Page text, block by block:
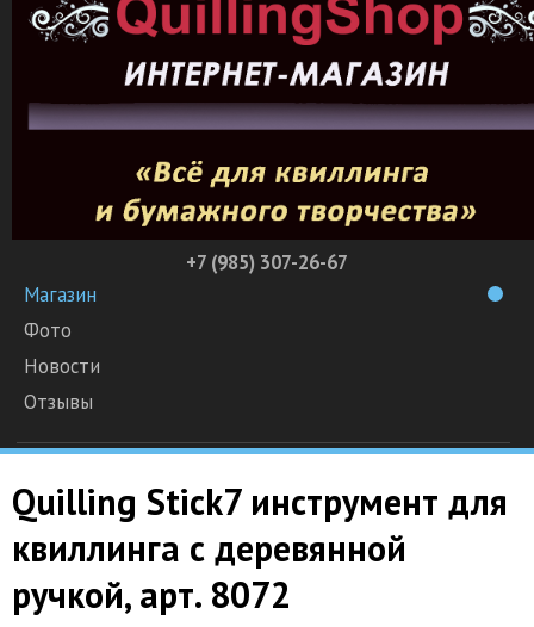
+7 (985) 307-26-67
Магазин
Фото
Новости
Отзывы
Quilling Stick7 инструмент для
квиллинга с деревянной
ручкой, арт. 8072